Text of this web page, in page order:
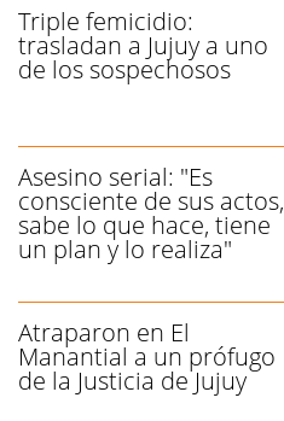
Triple femicidio:
trasladan a Jujuy a uno
de los sospechosos
Asesino serial: "Es
consciente de sus actos,
sabe lo que hace, tiene
un plan y lo realiza"
Atraparon en El
Manantial a un prófugo
de la Justicia de Jujuy